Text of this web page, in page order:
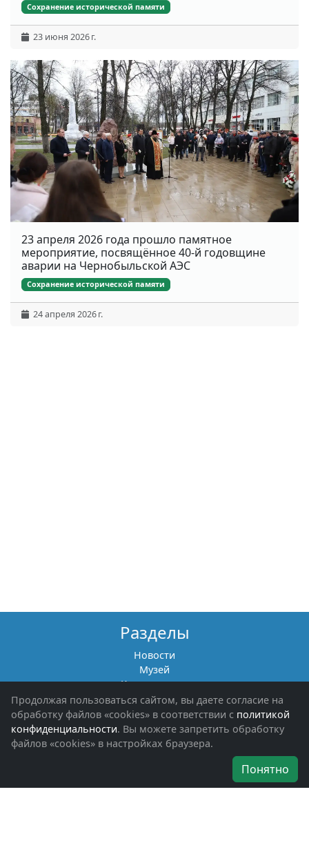
Сохранение исторической памяти
23 июня 2026 г.
23 апреля 2026 года прошло памятное
мероприятие, посвящённое 40-й годовщине
аварии на Чернобыльской АЭС
Сохранение исторической памяти
24 апреля 2026 г.
Разделы
Новости
Музей
Книги памяти
Фотоальбомы
Обращения граждан
Помощь участникам СВО и их семьям
Об организации
Наши награды
Продолжая пользоваться сайтом, вы даете согласие на
обработку файлов «cookies» в соответствии с политикой
конфиденциальности. Вы можете запретить обработку
файлов «cookies» в настройках браузера.
Понятно